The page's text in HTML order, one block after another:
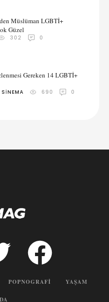
Müslüman LGBTİ+
Güzel
302 0
Gereken 14 LGBTİ+
SINEMA 690 0
POPNOGRAFI YAŞAM